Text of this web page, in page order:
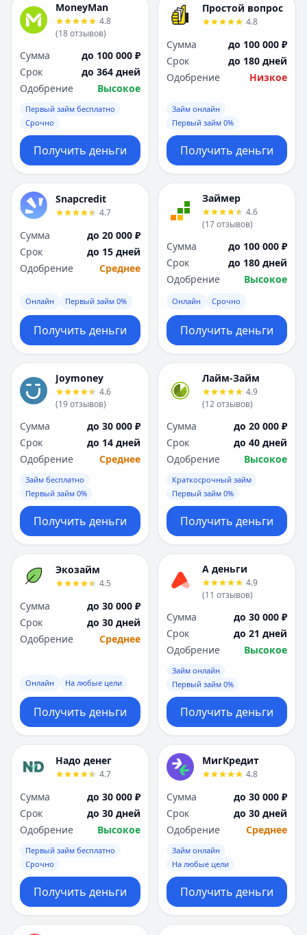
MoneyMan
4.8
(18отзывов)
Сумма
до 100 000 ₽
Срок
до 364 дней
Одобрение
Высокое
Первый займ бесплатно
Срочно
Получить деньги
Простой вопрос
4.8
Сумма
до 100 000 ₽
Срок
до 180 дней
Одобрение
Низкое
Займ онлайн
Первый займ 0%
Получить деньги
Snapcredit
4.7
Сумма
до 20 000 ₽
Срок
до 15 дней
Одобрение
Среднее
Онлайн Первый займ 0%
Получить деньги
Займер
4.6
(17отзывов)
Сумма
до 100 000 ₽
Срок
до 180 дней
Одобрение
Высокое
Онлайн Срочно
Получить деньги
Joymoney
4.6
(19отзывов)
Сумма
до 30 000 ₽
Срок
до 14 дней
Одобрение
Среднее
Займ бесплатно
Первый займ 0%
Получить деньги
Лайм-Займ
4.9
(12отзывов)
Сумма
до 20 000 ₽
Срок
до 40 дней
Одобрение
Высокое
Краткосрочный займ
Первый займ 0%
Получить деньги
Экозайм
4.5
Сумма
до 30 000 ₽
Срок
до 30 дней
Одобрение
Среднее
Онлайн На любые цели
Получить деньги
А деньги
4.9
(11 отзывов)
Сумма
до 30 000 ₽
Срок
до 21 дней
Одобрение
Высокое
Займ онлайн
Первый займ 0%
Получить деньги
Надо денег
4.7
Сумма
до 30 000 ₽
Срок
до 30 дней
Одобрение
Высокое
Первый займ бесплатно
Срочно
Получить деньги
МигКредит
4.8
Сумма
до 30 000 ₽
Срок
до 30 дней
Одобрение
Среднее
Займ онлайн
На любые цели
Получить деньги